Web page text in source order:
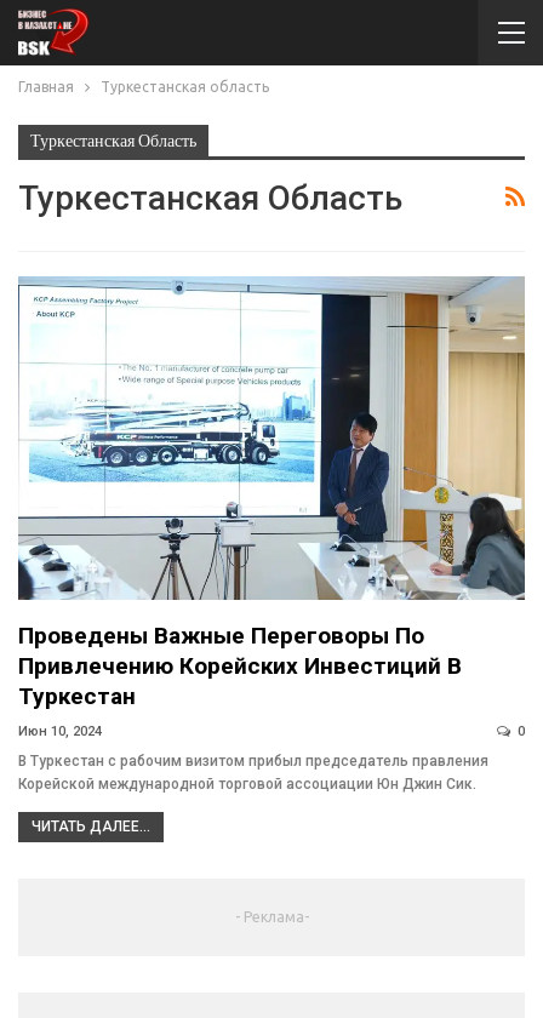
Главная Туркестанская область
Туркестанская Область
Туркестанская Область
Проведены Важные Переговоры По
Привлечению Корейских Инвестиций В
Туркестан
Июн 10, 2024 0
В Туркестан с рабочим визитом прибыл председатель правления
Корейской международной торговой ассоциации Юн Джин Сик.
ЧИТАТЬ ДАЛЕЕ...
- Реклама-